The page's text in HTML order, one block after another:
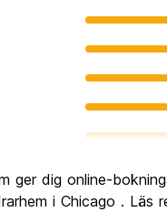
ger dig online-
i Chicago . Läs